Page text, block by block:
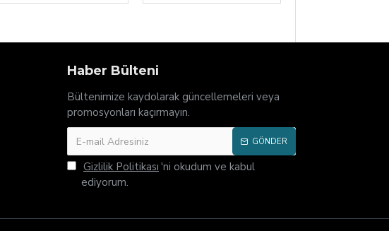
Haber Bülteni
Bültenimize kaydolarak güncellemeleri veya
promosyonları kaçırmayın.
GÖNDER
Gizlilik Politikası 'ni okudum ve kabul
ediyorum.